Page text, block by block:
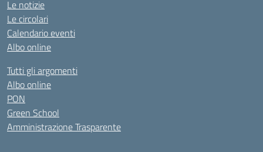
Le notizie
Le circolari
Calendario eventi
Albo online
Tutti gli argomenti
Albo online
PON
Green School
Amministrazione Trasparente